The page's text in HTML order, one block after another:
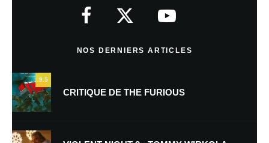
NOS DERNIERS ARTICLES
9.5
CRITIQUE DE THE FURIOUS